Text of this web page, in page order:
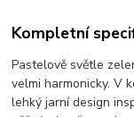
Kompletní
Pastelově světle
velmi harmonicky. V
lehký jarní design